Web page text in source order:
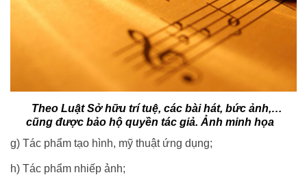
Theo Luật Sở hữu trí tuệ, các bài hát, bức ảnh,…
cũng được bảo hộ quyền tác giả. Ảnh minh họa
g) Tác phẩm tạo hình, mỹ thuật ứng dụng;
h) Tác phẩm nhiếp ảnh;